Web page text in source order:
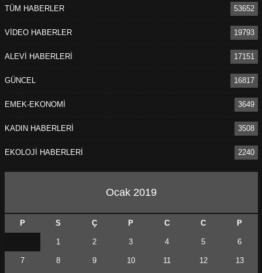
TÜM HABERLER 53652
VİDEO HABERLER 19793
ALEVİ HABERLERİ 17151
GÜNCEL 16817
EMEK-EKONOMİ 3649
KADIN HABERLERİ 3508
EKOLOJİ HABERLERİ 2240
Ocak 2019
P S Ç P C C P
1 2 3 4 5 6
7 8 9 10 11 12 13